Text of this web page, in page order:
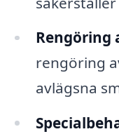
Rengöring
rengöring
avlägsna